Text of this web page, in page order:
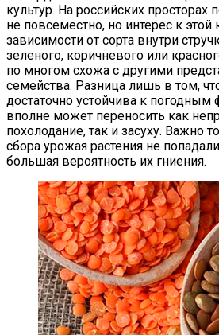
культур. На российских просторах
не повсеместно, но интерес к этой
зависимости от сорта внутри
зеленого, коричневого или
по многом схожа с другими
семейства. Разница лишь в том,
достаточно устойчива к
вполне может переносить как
похолодание, так и засуху. Важно
сбора урожая растения не
большая вероятность их гниения.